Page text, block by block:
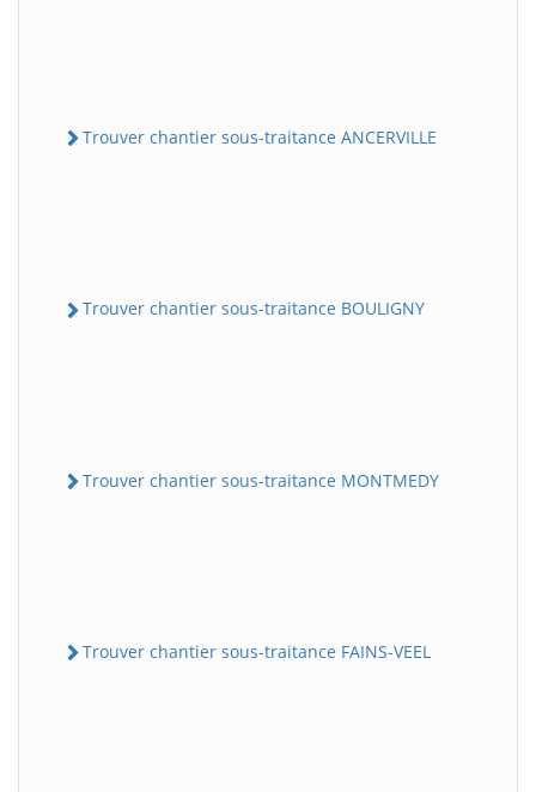
Trouver chantier sous-traitance ANCERVILLE
Trouver chantier sous-traitance BOULIGNY
Trouver chantier sous-traitance MONTMEDY
Trouver chantier sous-traitance FAINS-VEEL